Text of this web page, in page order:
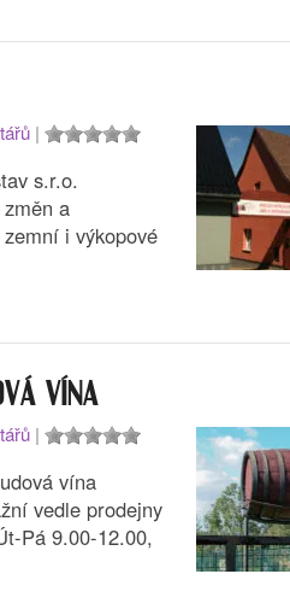
|
s.r.o.
a
i výkopové
VÍNA
|
vína
vedle prodejny
Pá 9.00-12.00,